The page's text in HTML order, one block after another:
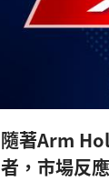
隨著Arm
者，市場反